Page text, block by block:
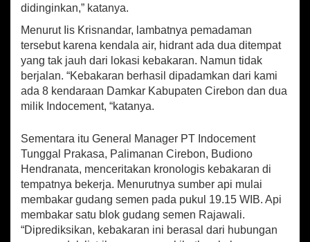
i
l
P
T
I
n
o
c
e
m
e
n
P
a
didinginkan,” katanya.
Menurut Iis Krisnandar, lambatnya pemadaman
tersebut karena kendala air, hidrant ada dua ditempat
yang tak jauh dari lokasi kebakaran. Namun tidak
berjalan. “Kebakaran berhasil dipadamkan dari kami
ada 8 kendaraan Damkar Kabupaten Cirebon dan dua
milik Indocement, “katanya.
Sementara itu General Manager PT Indocement
Tunggal Prakasa, Palimanan Cirebon, Budiono
Hendranata, menceritakan kronologis kebakaran di
tempatnya bekerja. Menurutnya sumber api mulai
membakar gudang semen pada pukul 19.15 WIB. Api
membakar satu blok gudang semen Rajawali.
“Diprediksikan, kebakaran ini berasal dari hubungan